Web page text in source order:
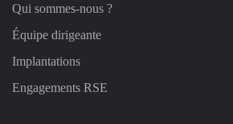
Qui sommes-nous ?
Équipe dirigeante
Implantations
Engagements RSE